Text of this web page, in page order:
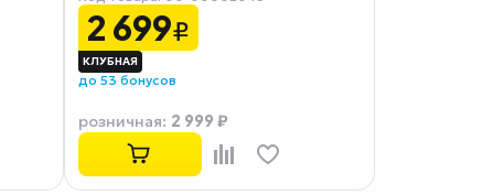
2 699₽
до 53 бонусов
розничная: 2 999 ₽